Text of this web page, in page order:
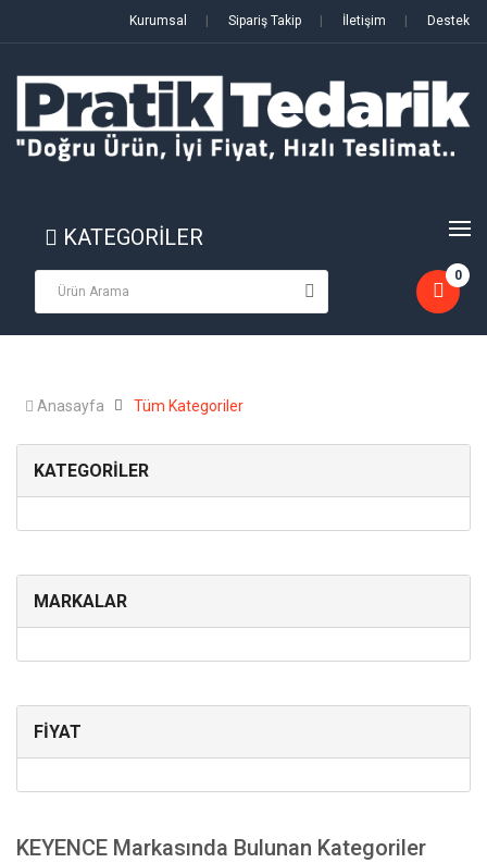
Kurumsal Sipariş Takip İletişim Destek
KATEGORİLER
0
Anasayfa Tüm Kategoriler
KATEGORİLER
MARKALAR
FİYAT
KEYENCE Markasında Bulunan Kategoriler